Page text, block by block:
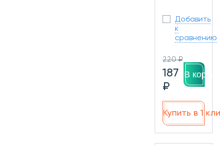
Добавить
к
сравнению
220 ₽
187
₽
В
Купить в 1